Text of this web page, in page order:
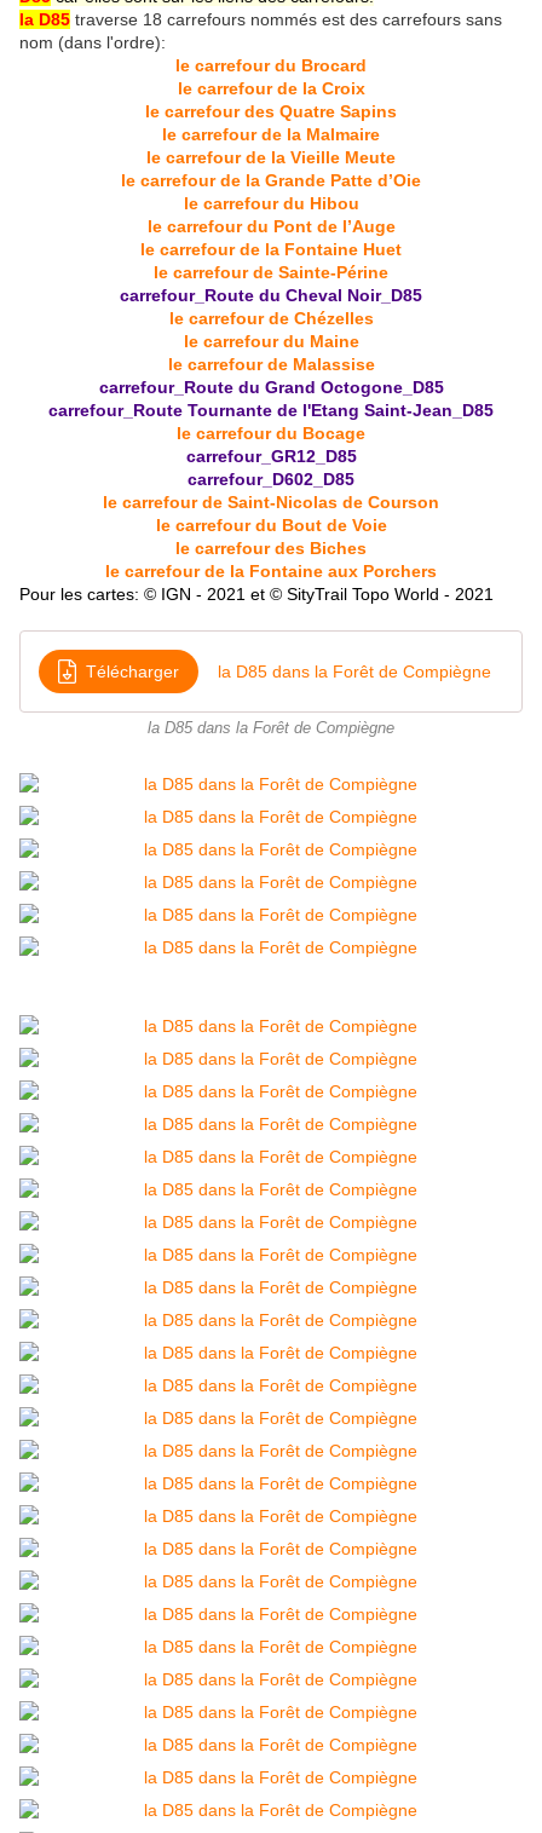
la D85 traverse 18 carrefours nommés est des carrefours sans
nom (dans l'ordre):
le carrefour du Brocard
le carrefour de la Croix
le carrefour des Quatre Sapins
le carrefour de la Malmaire
le carrefour de la Vieille Meute
le carrefour de la Grande Patte d’Oie
le carrefour du Hibou
le carrefour du Pont de l’Auge
le carrefour de la Fontaine Huet
le carrefour de Sainte-Périne
carrefour_Route du Cheval Noir_D85
le carrefour de Chézelles
le carrefour du Maine
le carrefour de Malassise
carrefour_Route du Grand Octogone_D85
carrefour_Route Tournante de l'Etang Saint-Jean_D85
le carrefour du Bocage
carrefour_GR12_D85
carrefour_D602_D85
le carrefour de Saint-Nicolas de Courson
le carrefour du Bout de Voie
le carrefour des Biches
le carrefour de la Fontaine aux Porchers
Pour les cartes: © IGN - 2021 et © SityTrail Topo World - 2021
Télécharger la D85 dans la Forêt de Compiègne
la D85 dans la Forêt de Compiègne